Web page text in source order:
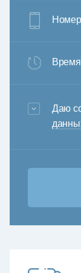
Время
3+6=
Даю